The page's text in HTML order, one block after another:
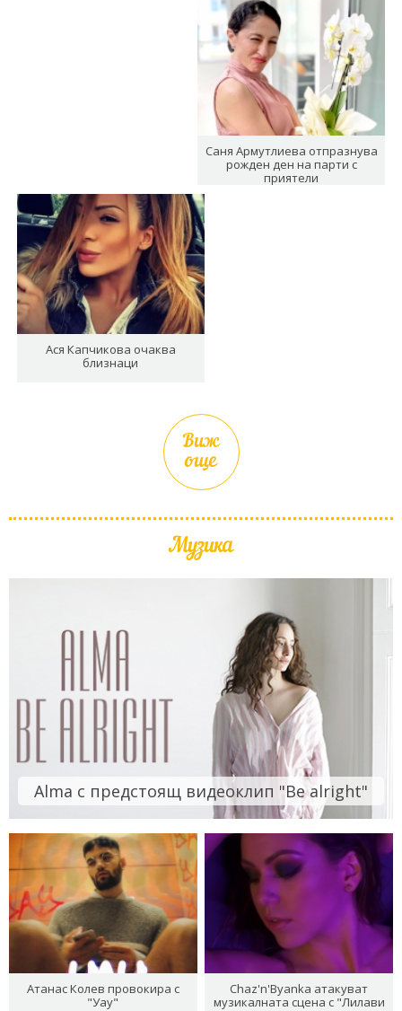
Саня Армутлиева отпразнува
рожден ден на парти с
приятели
Ася Капчикова очаква
близнаци
Виж
още
Музика
Alma с предстоящ видеоклип "Be alright"
Атанас Колев провокира с
"Уау"
Chaz'n'Byanka атакуват
музикалната сцена с "Лилави